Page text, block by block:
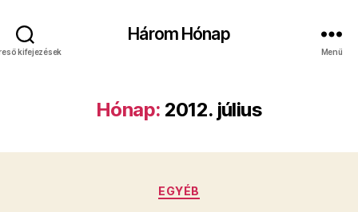
kifejezések
Három Hónap
Menü
Hónap: 2012. július
Kategóriák
EGYÉB